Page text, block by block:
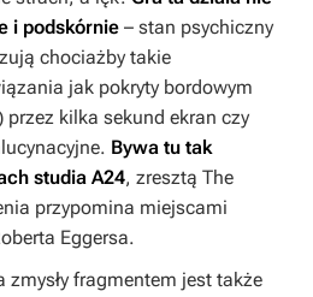
i podskórnie – stan psychiczny
chociażby takie
jak pokryty bordowym
kilka sekund ekran czy
Bywa tu tak
studia A24, zresztą The
przypomina miejscami
Eggersa.
zmysły fragmentem jest także